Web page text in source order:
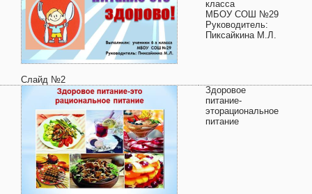
класса
МБОУ СОШ №29
Руководитель:
Пиксайкина М.Л.
Слайд №2
Здоровое
питание-
эторациональное
питание